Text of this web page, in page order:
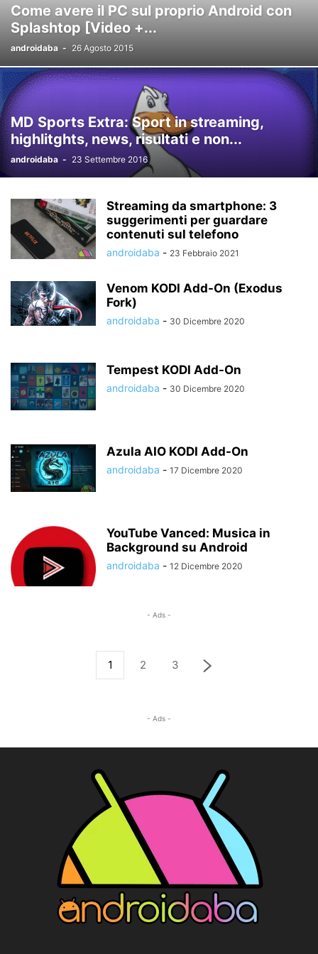
Come avere il PC sul proprio Android con
Splashtop [Video +...
androidaba - 26 Agosto 2015
MD Sports Extra: Sport in streaming,
highlitghts, news, risultati e non...
androidaba - 23 Settembre 2016
Streaming da smartphone: 3
suggerimenti per guardare
contenuti sul telefono
androidaba - 23 Febbraio 2021
Venom KODI Add-On (Exodus
Fork)
androidaba - 30 Dicembre 2020
Tempest KODI Add-On
androidaba - 30 Dicembre 2020
Azula AIO KODI Add-On
androidaba - 17 Dicembre 2020
YouTube Vanced: Musica in
Background su Android
androidaba - 12 Dicembre 2020
- Ads -
1 2 3
- Ads -